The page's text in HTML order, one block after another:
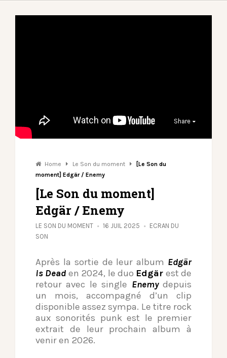
Share
Home Le Son du moment
[Le Son du
moment] Edgär / Enemy
[Le Son du moment]
Edgär / Enemy
LE SON DU MOMENT 16 JUIL 2025
ECRAN DU
SON
Après la sortie de leur album Edgär
is Dead en 2024, le duo Edgär est de
retour avec le single Enemydepuis
un mois, accompagné d’un clip
disponible assez sympa. Le titre rock
aux sonorités punk est le premier
extrait de leur prochain album à
venir en 2026.